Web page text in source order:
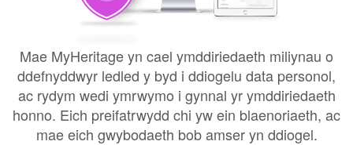
Mae MyHeritage yn cael ymddiriedaeth miliynau o
ddefnyddwyr ledled y byd i ddiogelu data personol,
ac rydym wedi ymrwymo i gynnal yr ymddiriedaeth
honno. Eich preifatrwydd chi yw ein blaenoriaeth, ac
mae eich gwybodaeth bob amser yn ddiogel.